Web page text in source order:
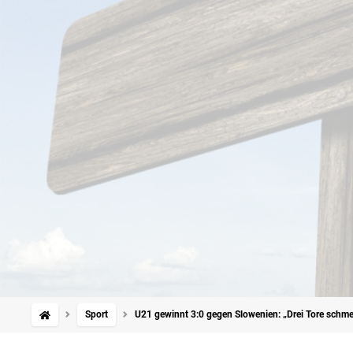
Sport U21 gewinnt 3:0 gegen Slowenien: „Drei Tore